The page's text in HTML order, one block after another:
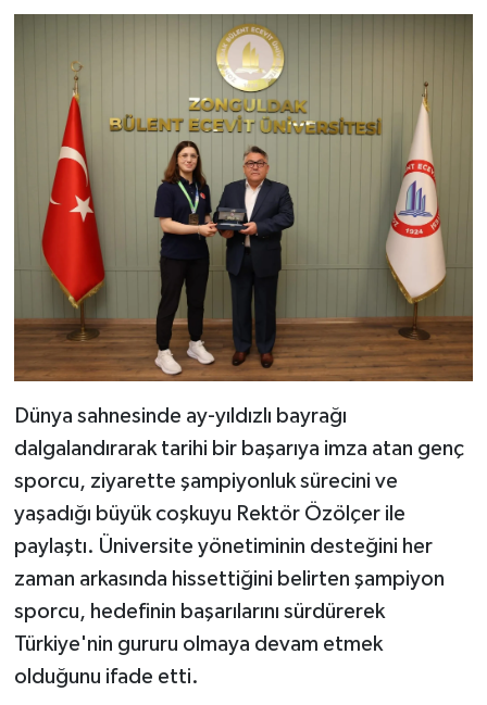
Tamamlandı" dedi
​Dünya sahnesinde ay-yıldızlı bayrağı
dalgalandırarak tarihi bir başarıya imza atan genç
sporcu, ziyarette şampiyonluk sürecini ve
yaşadığı büyük coşkuyu Rektör Özölçer ile
paylaştı. Üniversite yönetiminin desteğini her
zaman arkasında hissettiğini belirten şampiyon
sporcu, hedefinin başarılarını sürdürerek
Türkiye'nin gururu olmaya devam etmek
olduğunu ifade etti.